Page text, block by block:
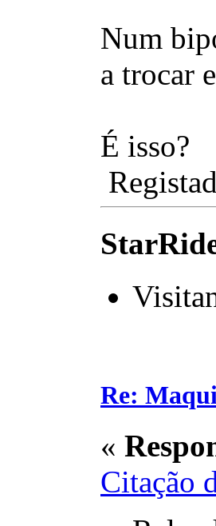
Num
a trocar
É isso?
Re:
«
Citação